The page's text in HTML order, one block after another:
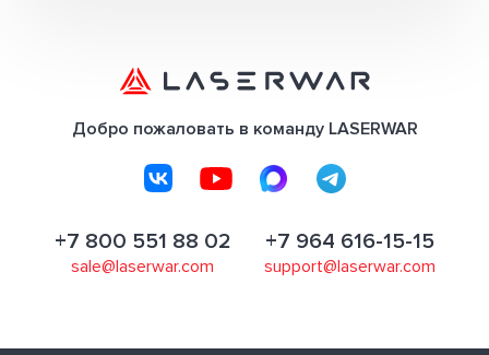
Добро пожаловать в команду LASERWAR
+7 800 551 88 02
sale@laserwar.com
+7 964 616-15-15
support@laserwar.com